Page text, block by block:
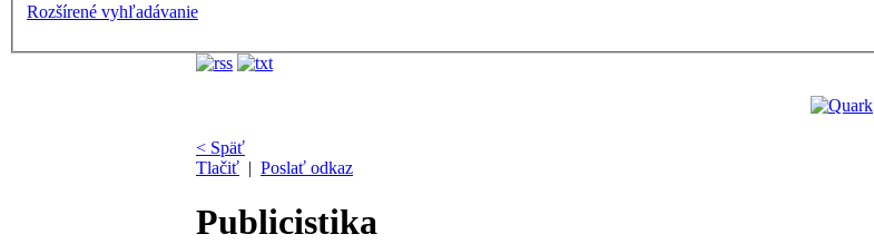
Rozšírené vyhľadávanie
< Späť
Tlačiť | Poslať odkaz
Publicistika